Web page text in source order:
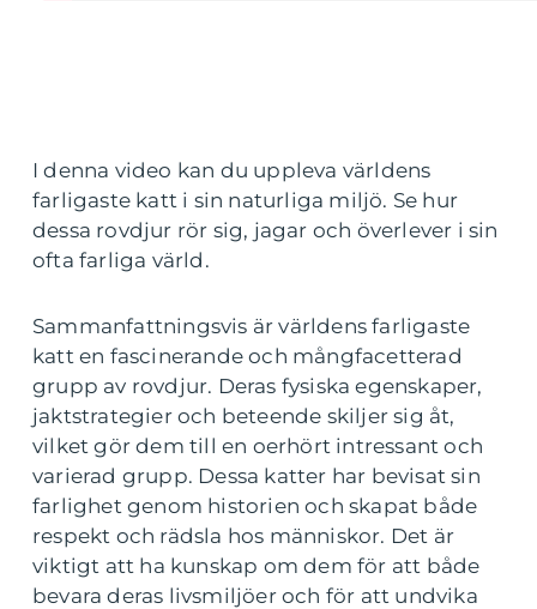
I denna video kan du uppleva världens
farligaste katt i sin naturliga miljö. Se hur
dessa rovdjur rör sig, jagar och överlever i sin
ofta farliga värld.
Sammanfattningsvis är världens farligaste
katt en fascinerande och mångfacetterad
grupp av rovdjur. Deras fysiska egenskaper,
jaktstrategier och beteende skiljer sig åt,
vilket gör dem till en oerhört intressant och
varierad grupp. Dessa katter har bevisat sin
farlighet genom historien och skapat både
respekt och rädsla hos människor. Det är
viktigt att ha kunskap om dem för att både
bevara deras livsmiljöer och för att undvika